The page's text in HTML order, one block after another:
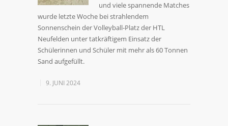
und viele spannende Matches
wurde letzte Woche bei strahlendem
Sonnenschein der Volleyball-Platz der HTL
Neufelden unter tatkräftigem Einsatz der
Schülerinnen und Schüler mit mehr als 60 Tonnen
Sand aufgefüllt.
9. JUNI 2024